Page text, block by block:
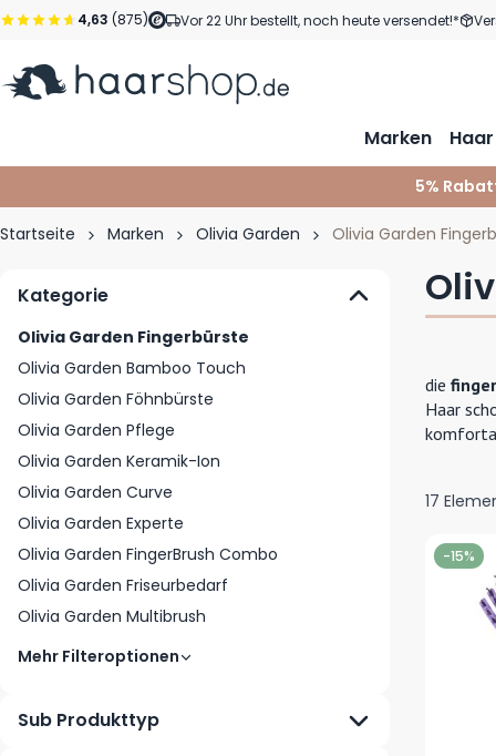
Zum Inhalt springen
4,63 (875) Vor 22 Uhr bestellt, noch heute versendet!*
Marken Haar
5%
Startseite Marken Olivia Garden Olivia Garden
Kategorie
Olivia Garden Fingerbürste
Olivia Garden Bamboo Touch
Olivia Garden Föhnbürste
Olivia Garden Pflege
Olivia Garden Keramik-Ion
Olivia Garden Curve
Olivia Garden Experte
Olivia Garden FingerBrush Combo
Olivia Garden Friseurbedarf
Olivia Garden Multibrush
Mehr Filteroptionen
Sub Produkttyp
die
Haar
17
-15%